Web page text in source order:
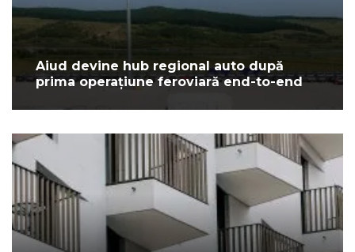
Aiud devine hub regional auto după
prima operațiune feroviară end-to-end